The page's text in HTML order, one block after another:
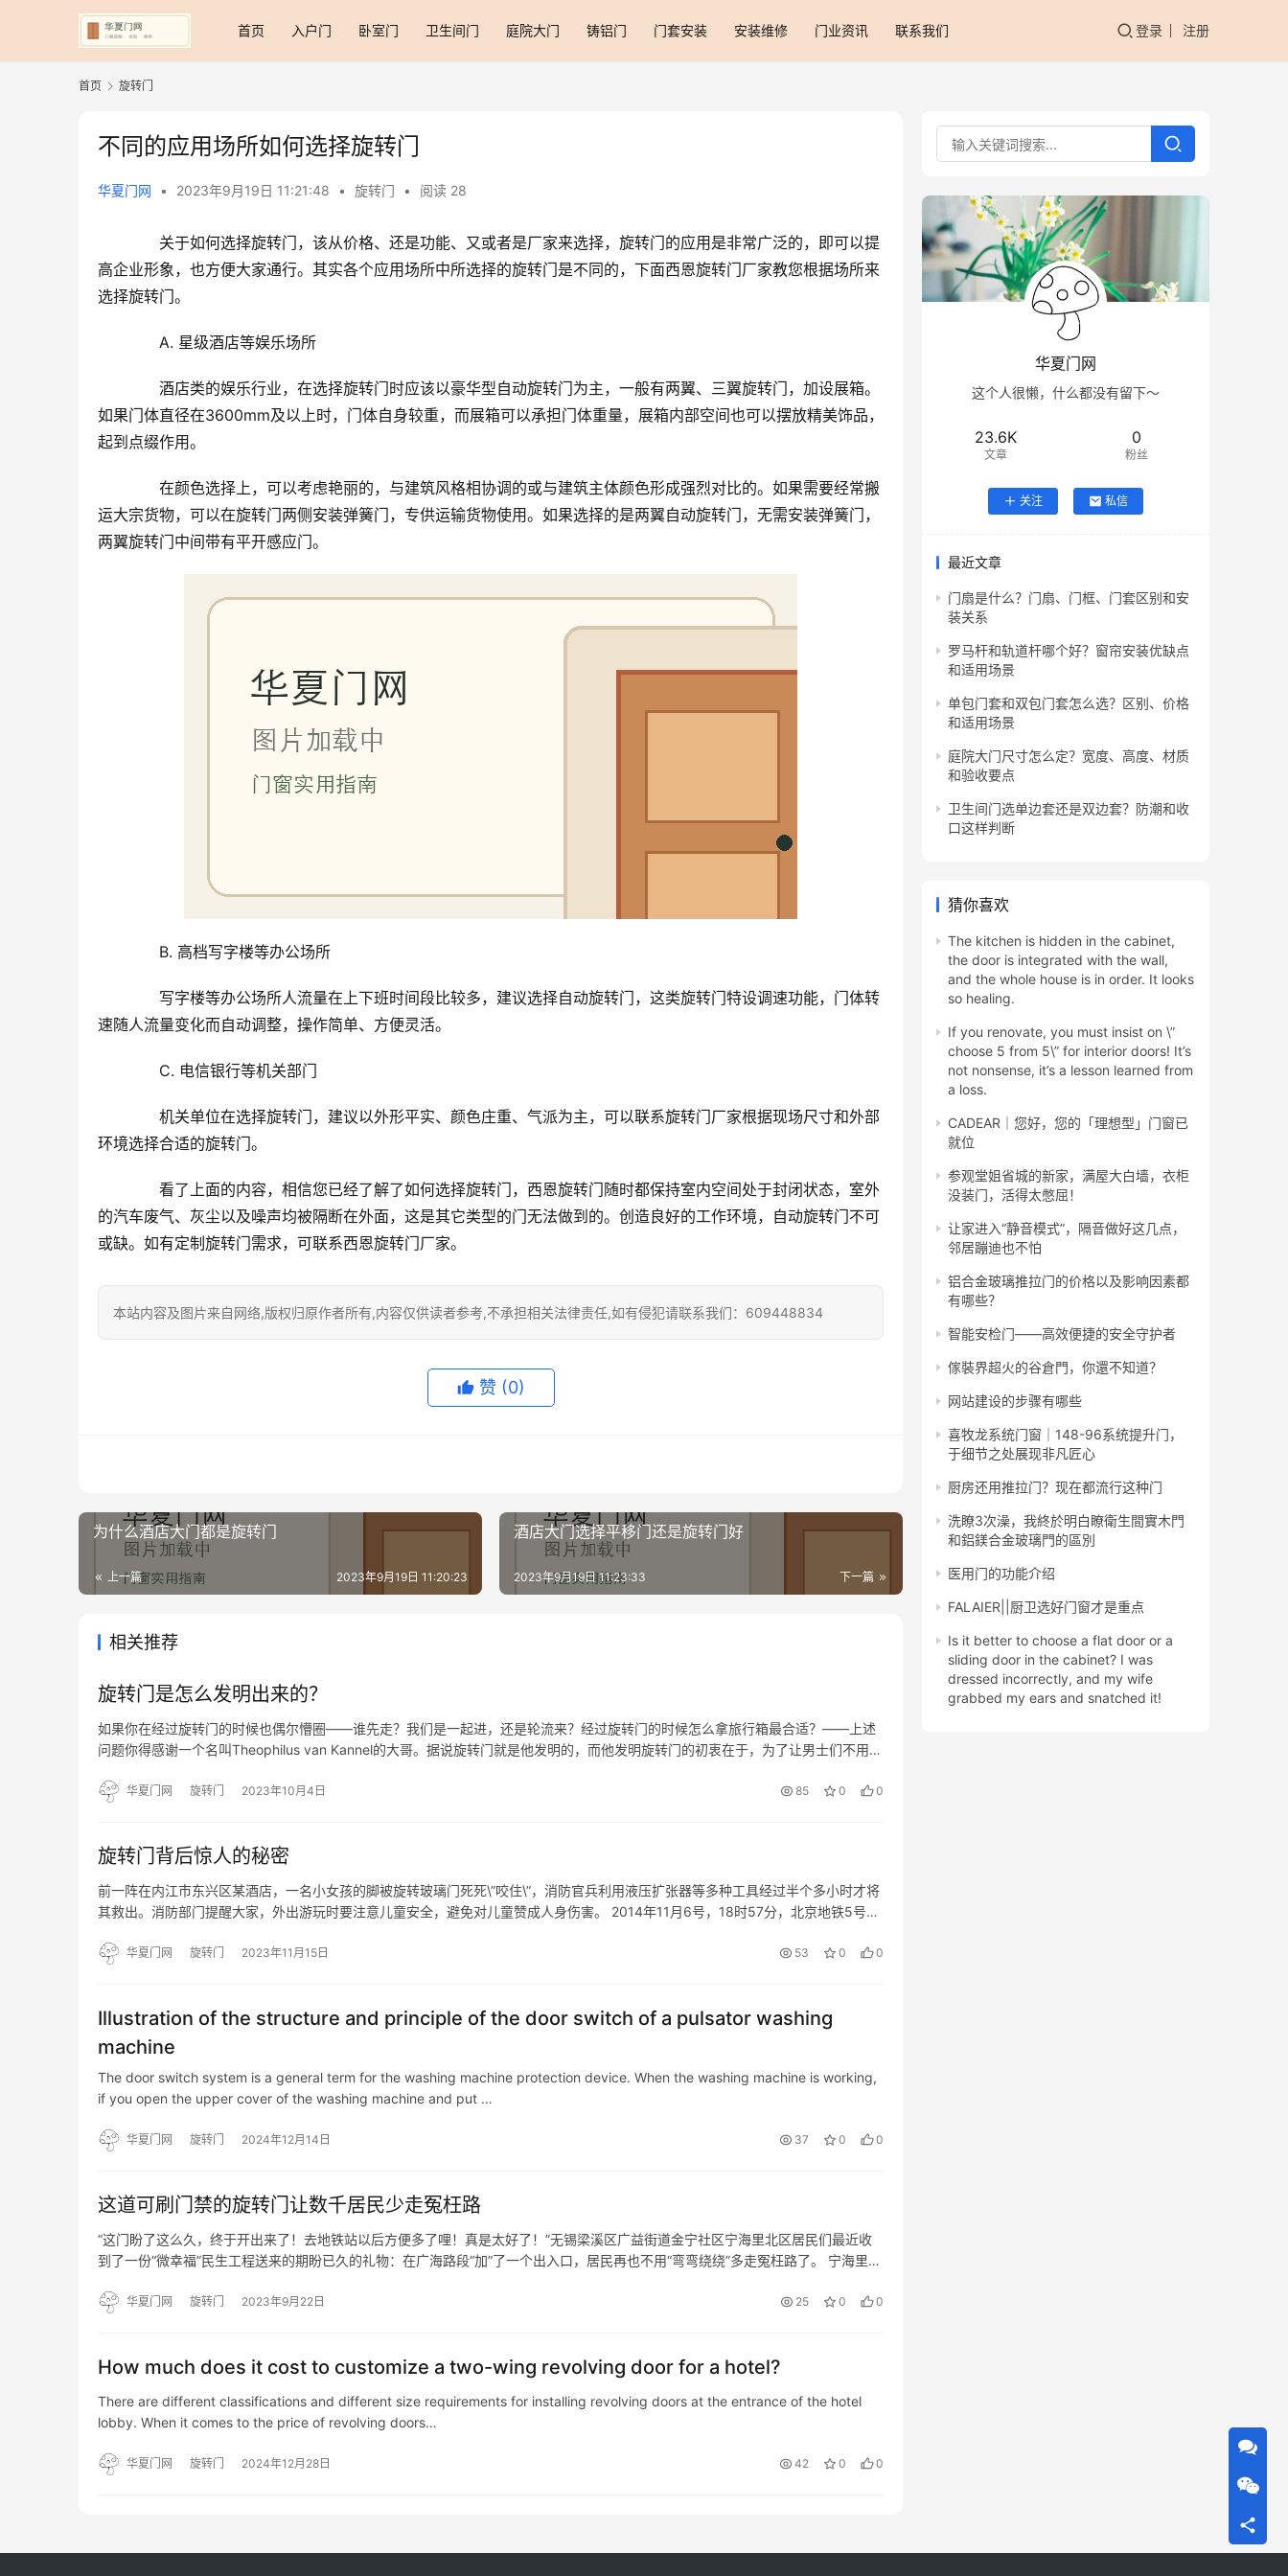
首页 入户门 卧室门 卫生间门 庭院大门 铸铝门 门套安装 安装维修 门业资讯 联系我们 登录 注册
首页 旋转门
不同的应用场所如何选择旋转门
华夏门网 • 2023年9月19日 11:21:48 • 旋转门 • 阅读 28
关于如何选择旋转门，该从价格、还是功能、又或者是厂家来选择，旋转门的应用是非常广泛的，即可以提
高企业形象，也方便大家通行。其实各个应用场所中所选择的旋转门是不同的，下面西恩旋转门厂家教您根据场所来
选择旋转门。
A. 星级酒店等娱乐场所
酒店类的娱乐行业，在选择旋转门时应该以豪华型自动旋转门为主，一般有两翼、三翼旋转门，加设展箱。
如果门体直径在3600mm及以上时，门体自身较重，而展箱可以承担门体重量，展箱内部空间也可以摆放精美饰品，
起到点缀作用。
在颜色选择上，可以考虑艳丽的，与建筑风格相协调的或与建筑主体颜色形成强烈对比的。如果需要经常搬
运大宗货物，可以在旋转门两侧安装弹簧门，专供运输货物使用。如果选择的是两翼自动旋转门，无需安装弹簧门，
两翼旋转门中间带有平开感应门。
B. 高档写字楼等办公场所
写字楼等办公场所人流量在上下班时间段比较多，建议选择自动旋转门，这类旋转门特设调速功能，门体转
速随人流量变化而自动调整，操作简单、方便灵活。
C. 电信银行等机关部门
机关单位在选择旋转门，建议以外形平实、颜色庄重、气派为主，可以联系旋转门厂家根据现场尺寸和外部
环境选择合适的旋转门。
看了上面的内容，相信您已经了解了如何选择旋转门，西恩旋转门随时都保持室内空间处于封闭状态，室外
的汽车废气、灰尘以及噪声均被隔断在外面，这是其它类型的门无法做到的。创造良好的工作环境，自动旋转门不可
或缺。如有定制旋转门需求，可联系西恩旋转门厂家。
本站内容及图片来自网络,版权归原作者所有,内容仅供读者参考,不承担相关法律责任,如有侵犯请联系我们：609448834
赞 (0)
为什么酒店大门都是旋转门
上一篇 2023年9月19日 11:20:23
酒店大门选择平移门还是旋转门好
下一篇
2023年9月19日 11:23:33
相关推荐
旋转门是怎么发明出来的？
如果你在经过旋转门的时候也偶尔懵圈——谁先走？我们是一起进，还是轮流来？经过旋转门的时候怎么拿旅行箱最合适？——上述
问题你得感谢一个名叫Theophilus van Kannel的大哥。据说旋转门就是他发明的，而他发明旋转门的初衷在于，为了让男士们不用非
华夏门网 旋转门 2023年10月4日 85 0 0
旋转门背后惊人的秘密
前一阵在内江市东兴区某酒店，一名小女孩的脚被旋转玻璃门死死\”咬住\”，消防官兵利用液压扩张器等多种工具经过半个多小时才将
其救出。消防部门提醒大家，外出游玩时要注意儿童安全，避免对儿童赞成人身伤害。 2014年11月6号，18时57分，北京地铁5号线
华夏门网 旋转门 2023年11月15日 53 0 0
Illustration of the structure and principle of the door switch of a pulsator washing
machine
The door switch system is a general term for the washing machine protection device. When the washing machine is working,
if you open the upper cover of the washing machine and put …
华夏门网 旋转门 2024年12月14日 37 0 0
这道可刷门禁的旋转门让数千居民少走冤枉路
“这门盼了这么久，终于开出来了！去地铁站以后方便多了哩！真是太好了！”无锡梁溪区广益街道金宁社区宁海里北区居民们最近收
到了一份“微幸福”民生工程送来的期盼已久的礼物：在广海路段“加”了一个出入口，居民再也不用“弯弯绕绕”多走冤枉路了。 宁海里北
华夏门网 旋转门 2023年9月22日 25 0 0
How much does it cost to customize a two-wing revolving door for a hotel?
There are different classifications and different size requirements for installing revolving doors at the entrance of the hotel
lobby. When it comes to the price of revolving doors…
华夏门网 旋转门 2024年12月28日 42 0 0
华夏门网
这个人很懒，什么都没有留下～
23.6K
文章
0
粉丝
关注 私信
最近文章
门扇是什么？门扇、门框、门套区别和安
装关系
罗马杆和轨道杆哪个好？窗帘安装优缺点
和适用场景
单包门套和双包门套怎么选？区别、价格
和适用场景
庭院大门尺寸怎么定？宽度、高度、材质
和验收要点
卫生间门选单边套还是双边套？防潮和收
口这样判断
猜你喜欢
The kitchen is hidden in the cabinet,
the door is integrated with the wall,
and the whole house is in order. It looks
so healing.
If you renovate, you must insist on \”
choose 5 from 5\” for interior doors! It’s
not nonsense, it’s a lesson learned from
a loss.
CADEAR｜您好，您的「理想型」门窗已
就位
参观堂姐省城的新家，满屋大白墙，衣柜
没装门，活得太憋屈！
让家进入“静音模式”，隔音做好这几点，
邻居蹦迪也不怕
铝合金玻璃推拉门的价格以及影响因素都
有哪些？
智能安检门——高效便捷的安全守护者
傢裝界超火的谷倉門，你還不知道？
网站建设的步骤有哪些
喜牧龙系统门窗｜148-96系统提升门，
于细节之处展现非凡匠心
厨房还用推拉门？现在都流行这种门
洗瞭3次澡，我終於明白瞭衛生間實木門
和鋁鎂合金玻璃門的區別
医用门的功能介绍
FALAIER||厨卫选好门窗才是重点
Is it better to choose a flat door or a
sliding door in the cabinet? I was
dressed incorrectly, and my wife
grabbed my ears and snatched it!